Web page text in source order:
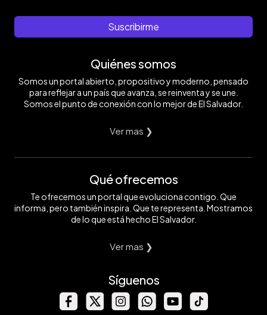
Suscribirme
Quiénes somos
Somos un portal abierto, propositivo y moderno, pensado
para reflejar a un país que avanza, se reinventa y se une.
Somos el punto de conexión con lo mejor de El Salvador.
Ver mas ❯
Qué ofrecemos
Te ofrecemos un portal que evoluciona contigo. Que
informa, pero también inspira. Que te representa. Mostramos
de lo que está hecho El Salvador.
Ver mas ❯
Síguenos